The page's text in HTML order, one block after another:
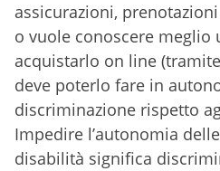
assicurazioni,
o vuole conoscere meglio
acquistarlo on line
deve poterlo fare in
discriminazione rispetto
Impedire l’autonomia
disabilità significa